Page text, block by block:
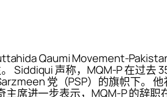
Qaumi Movement-
Siddiqui 声称，MQM-P 在过去
党（PSP）的旗帜下。
席进一步表示，MQM-P 的辞职